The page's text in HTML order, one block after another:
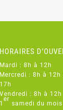
HORAIRES
Mardi : 8h à 12h
Mercredi : 8h à 12h
17h
Vendredi : 8h à 12h
1
er
samedi du